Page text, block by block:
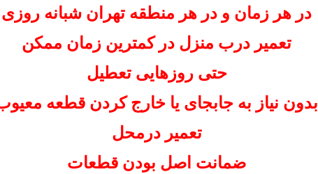
در هر زمان و در هر منطقه تهران شبانه روزی
تعمیر درب منزل در کمترین زمان ممکن
حتی روزهایی تعطیل
بدون نیاز به جابجای یا خارج کردن قطعه
تعمیر درمحل
ضمانت اصل بودن قطعات